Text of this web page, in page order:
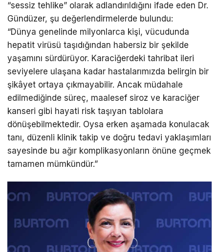
“sessiz tehlike” olarak adlandırıldığını ifade eden Dr.
Gündüzer, şu değerlendirmelerde bulundu:
“Dünya genelinde milyonlarca kişi, vücudunda
hepatit virüsü taşıdığından habersiz bir şekilde
yaşamını sürdürüyor. Karaciğerdeki tahribat ileri
seviyelere ulaşana kadar hastalarımızda belirgin bir
şikâyet ortaya çıkmayabilir. Ancak müdahale
edilmediğinde süreç, maalesef siroz ve karaciğer
kanseri gibi hayati risk taşıyan tablolara
dönüşebilmektedir. Oysa erken aşamada konulacak
tanı, düzenli klinik takip ve doğru tedavi yaklaşımları
sayesinde bu ağır komplikasyonların önüne geçmek
tamamen mümkündür.”